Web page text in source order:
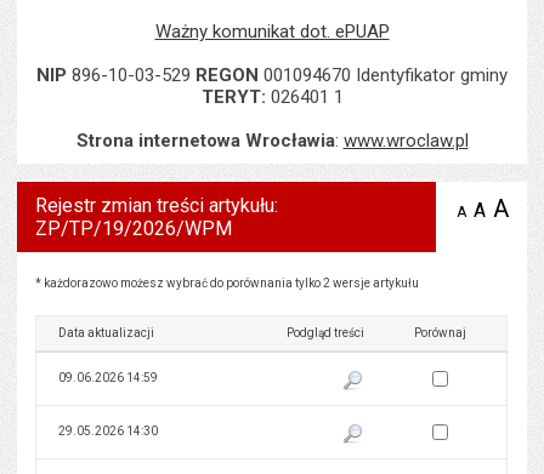
Ważny komunikat dot. ePUAP
NIP 896-10-03-529 REGON 001094670 Identyfikator gminy
TERYT: 026401 1
Strona internetowa Wrocławia: www.wroclaw.pl
Rejestr zmian treści artykułu:
ZP/TP/19/2026/WPM
A zmniejsz
A A
Rejestr zmian treści artykułu: ZP/TP/19/2026/WPM
* każdorazowo możesz wybrać do porównania tylko 2 wersje artykułu
Data aktualizacji Podgląd treści Porównaj
09.06.2026 14:59 Pokaż podgląd wersji z dnia
Zaznacz wersję do
29.05.2026 14:30 Pokaż podgląd wersji z dnia
Zaznacz wersję do